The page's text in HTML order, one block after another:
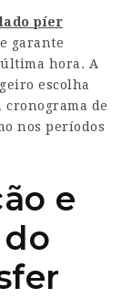
píer
garante
hora. A
escolha
cronograma de
nos períodos
e